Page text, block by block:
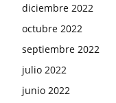
diciembre 2022
octubre 2022
septiembre 2022
julio 2022
junio 2022